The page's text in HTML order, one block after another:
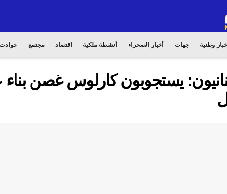
وطنية جهات أخبار الصحراء أنشطة ملكية اقتصاد مجتمع حوادث
يستجوبون كارلوس غصن